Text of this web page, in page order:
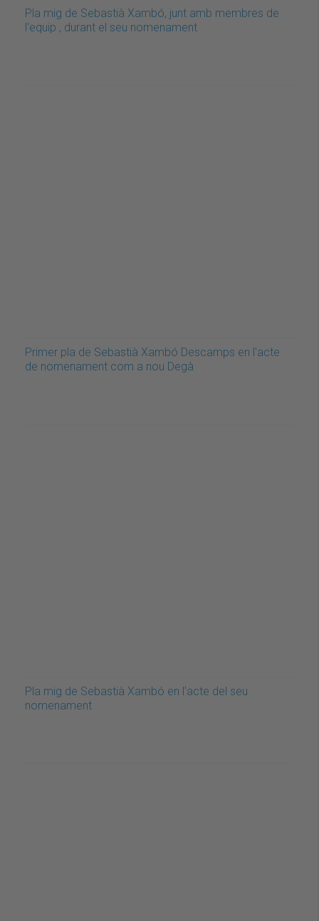
Pla mig de Sebastià Xambó, junt amb membres de
l'equip , durant el seu nomenament
Primer pla de Sebastià Xambó Descamps en l'acte
de nomenament com a nou Degà
Pla mig de Sebastià Xambó en l'acte del seu
nomenament